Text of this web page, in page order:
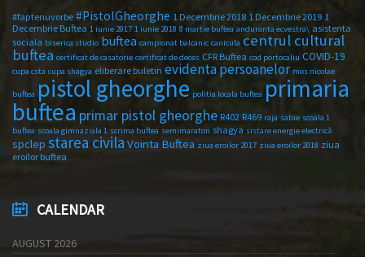
#faptenuvorbe #PistolGheorghe 1 Decembrie 2018 1 Decembrie 2019 1
Decembrie Buftea 1 iunie 2017 1 iunie 2018 8 martie buftea anduranta ecvestra\ asistenta
sociala biserica studio buftea campionat balcanic canicula centrul cultural
buftea certificat de casatorie certificat de deces CFR Buftea cod portocaliu COVID-19
cupa csta cupa shagya eliberare buletin evidenta persoanelor mos nicolae
buftea pistol gheorghe politia locala buftea primaria
buftea primar pistol gheorghe R402 R469 raja sabie scoala 1
buftea scoala gimnaziala 1 scrima buftea semimaraton shagya sistare energie electrică
spclep starea civila Vointa Buftea ziua eroilor 2017 ziua eroilor 2018 ziua
eroilor buftea
CALENDAR
AUGUST 2026